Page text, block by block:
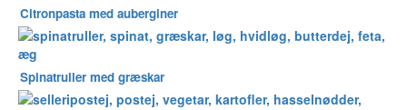
Citronpasta med auberginer
Spinatruller med græskar